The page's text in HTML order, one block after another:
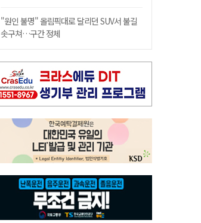
"원인 불명" 올림픽대로 달리던 SUV서 불길
솟구쳐…구간 정체